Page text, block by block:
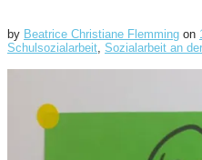
by Beatrice Christiane Flemming on
Schulsozialarbeit, Sozialarbeit an